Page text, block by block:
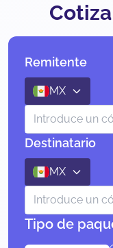
Remitente
MX
Destinatario
MX
Tipo de